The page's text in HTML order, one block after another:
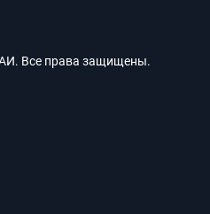
Все права защищены.